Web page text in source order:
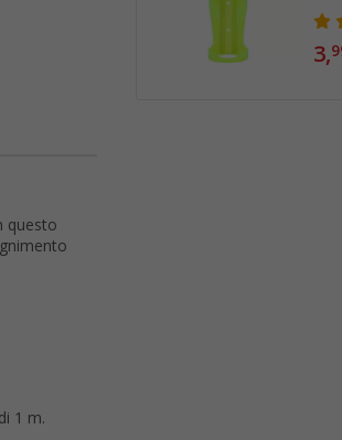
3,
questo
1 m.